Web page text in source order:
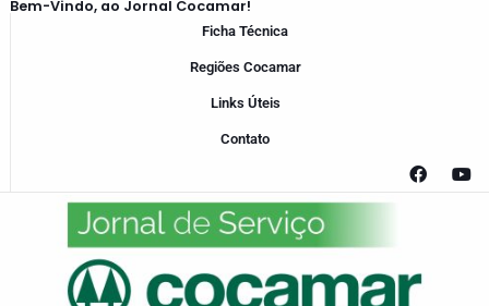
Bem-Vindo, ao Jornal Cocamar!
Ficha Técnica
Regiões Cocamar
Links Úteis
Contato